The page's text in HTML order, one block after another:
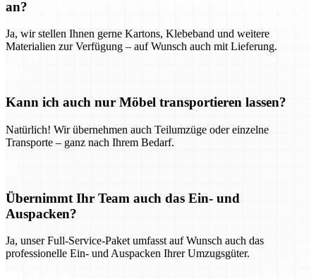
an?
Ja, wir stellen Ihnen gerne Kartons, Klebeband und weitere
Materialien zur Verfügung – auf Wunsch auch mit Lieferung.
Kann ich auch nur Möbel transportieren lassen?
Natürlich! Wir übernehmen auch Teilumzüge oder einzelne
Transporte – ganz nach Ihrem Bedarf.
Übernimmt Ihr Team auch das Ein- und
Auspacken?
Ja, unser Full-Service-Paket umfasst auf Wunsch auch das
professionelle Ein- und Auspacken Ihrer Umzugsgüter.